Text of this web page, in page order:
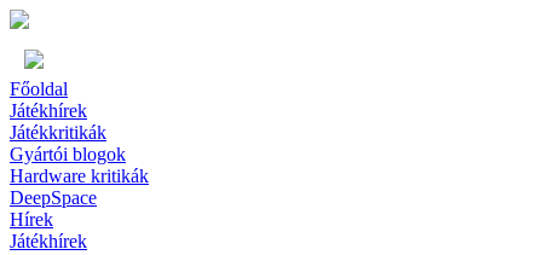
Főoldal
Játékhírek
Játékkritikák
Gyártói blogok
Hardware kritikák
DeepSpace
Hírek
Játékhírek